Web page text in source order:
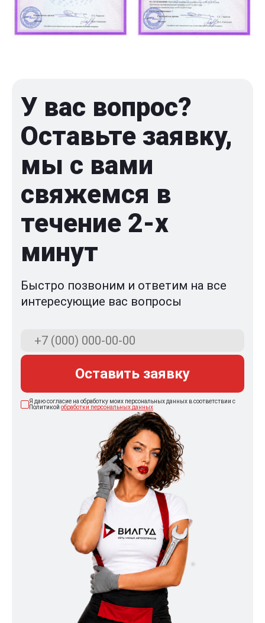
У вас вопрос?
Оставьте заявку,
мы с вами
свяжемся в
течение 2-x
минут
Быстро позвоним и ответим на все
интересующие вас вопросы
Оставить заявку
Я даю согласие на обработку моих персональных данных в соответствии с
Политикой обработки персональных данных